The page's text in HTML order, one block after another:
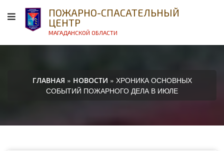
ПОЖАРНО-СПАСАТЕЛЬНЫЙ
ЦЕНТР
МАГАДАНСКОЙ ОБЛАСТИ
ГЛАВНАЯ » НОВОСТИ » ХРОНИКА ОСНОВНЫХ
СОБЫТИЙ ПОЖАРНОГО ДЕЛА В ИЮЛЕ